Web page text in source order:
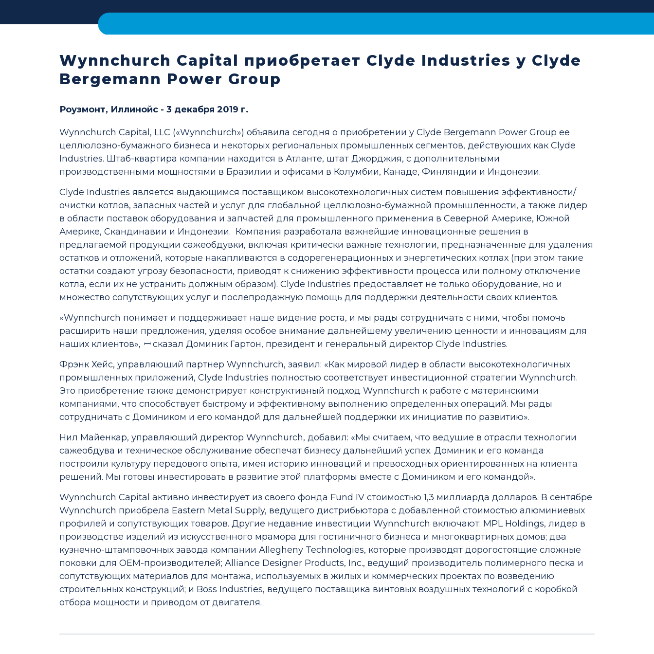
Wynnchurch Capital приобретает Clyde Industries у Clyde
Bergemann Power Group
Роузмонт, Иллинойс - 3 декабря 2019 г.
Wynnchurch Capital, LLC («Wynnchurch») объявила сегодня о приобретении у Clyde Bergemann Power Group ее
целлюлозно-бумажного бизнеса и некоторых региональных промышленных сегментов, действующих как Clyde
Industries. Штаб-квартира компании находится в Атланте, штат Джорджия, с дополнительными
производственными мощностями в Бразилии и офисами в Колумбии, Канаде, Финляндии и Индонезии.
Clyde Industries является выдающимся поставщиком высокотехнологичных систем повышения эффективности/
очистки котлов, запасных частей и услуг для глобальной целлюлозно-бумажной промышленности, а также лидер
в области поставок оборудования и запчастей для промышленного применения в Северной Америке, Южной
Америке, Скандинавии и Индонезии. Компания разработала важнейшие инновационные решения в
предлагаемой продукции сажеобдувки, включая критически важные технологии, предназначенные для удаления
остатков и отложений, которые накапливаются в содорегенерационных и энергетических котлах (при этом такие
остатки создают угрозу безопасности, приводят к снижению эффективности процесса или полному отключение
котла, если их не устранить должным образом). Clyde Industries предоставляет не только оборудование, но и
множество сопутствующих услуг и послепродажную помощь для поддержки деятельности своих клиентов.
«Wynnchurch понимает и поддерживает наше видение роста, и мы рады сотрудничать с ними, чтобы помочь
расширить наши предложения, уделяя особое внимание дальнейшему увеличению ценности и инновациям для
наших клиентов», ꟷсказал Доминик Гартон, президент и генеральный директор Clyde Industries.
Фрэнк Хейс, управляющий партнер Wynnchurch, заявил: «Как мировой лидер в области высокотехнологичных
промышленных приложений, Clyde Industries полностью соответствует инвестиционной стратегии Wynnchurch.
Это приобретение также демонстрирует конструктивный подход Wynnchurch к работе с материнскими
компаниями, что способствует быстрому и эффективному выполнению определенных операций. Мы рады
сотрудничать с Домиником и его командой для дальнейшей поддержки их инициатив по развитию».
Нил Майенкар, управляющий директор Wynnchurch, добавил: «Мы считаем, что ведущие в отрасли технологии
сажеобдува и техническое обслуживание обеспечат бизнесу дальнейший успех. Доминик и его команда
построили культуру передового опыта, имея историю инноваций и превосходных ориентированных на клиента
решений. Мы готовы инвестировать в развитие этой платформы вместе с Домиником и его командой».
Wynnchurch Capital активно инвестирует из своего фонда Fund IV стоимостью 1,3 миллиарда долларов. В сентябре
Wynnchurch приобрела Eastern Metal Supply, ведущего дистрибьютора с добавленной стоимостью алюминиевых
профилей и сопутствующих товаров. Другие недавние инвестиции Wynnchurch включают: MPL Holdings, лидер в
производстве изделий из искусственного мрамора для гостиничного бизнеса и многоквартирных домов; два
кузнечно-штамповочных завода компании Allegheny Technologies, которые производят дорогостоящие сложные
поковки для OEM-производителей; Alliance Designer Products, Inc., ведущий производитель полимерного песка и
сопутствующих материалов для монтажа, используемых в жилых и коммерческих проектах по возведению
строительных конструкций; и Boss Industries, ведущего поставщика винтовых воздушных технологий с коробкой
отбора мощности и приводом от двигателя.